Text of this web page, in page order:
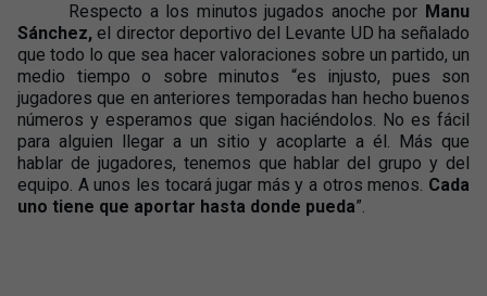
Respecto a los minutos jugados anoche por Manu
Sánchez, el director deportivo del Levante UD ha señalado
que todo lo que sea hacer valoraciones sobre un partido, un
medio tiempo o sobre minutos “es injusto, pues son
jugadores que en anteriores temporadas han hecho buenos
números y esperamos que sigan haciéndolos. No es fácil
para alguien llegar a un sitio y acoplarte a él. Más que
hablar de jugadores, tenemos que hablar del grupo y del
equipo. A unos les tocará jugar más y a otros menos. Cada
uno tiene que aportar hasta donde pueda”.